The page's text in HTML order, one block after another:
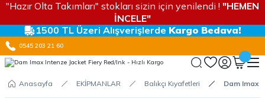
"Hazır Olta Takımları" stokları sizin için yenilendi ! "HEMEN
İNCELE"
1500 TL Üzeri Alışverişlerde Kargo Bedava!
0545 203 21 60
Anasayfa EKİPMANLAR Balıkçı Kıyafetleri Dam Imax